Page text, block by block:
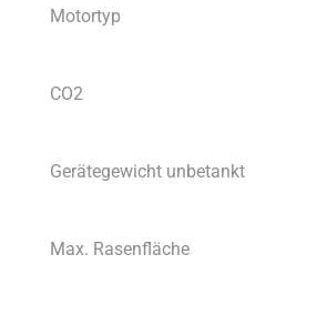
Motortyp
CO2
Gerätegewicht unbetankt
Max. Rasenfläche